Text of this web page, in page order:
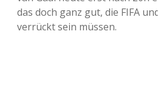
das doch ganz gut, die FIFA
verrückt sein müssen.